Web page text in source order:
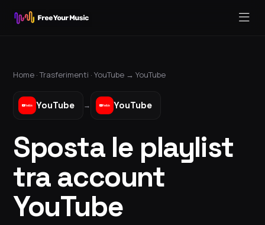
Home ·Trasferimenti · YouTube → YouTube
YouTube → YouTube
Sposta le playlist
tra account
YouTube